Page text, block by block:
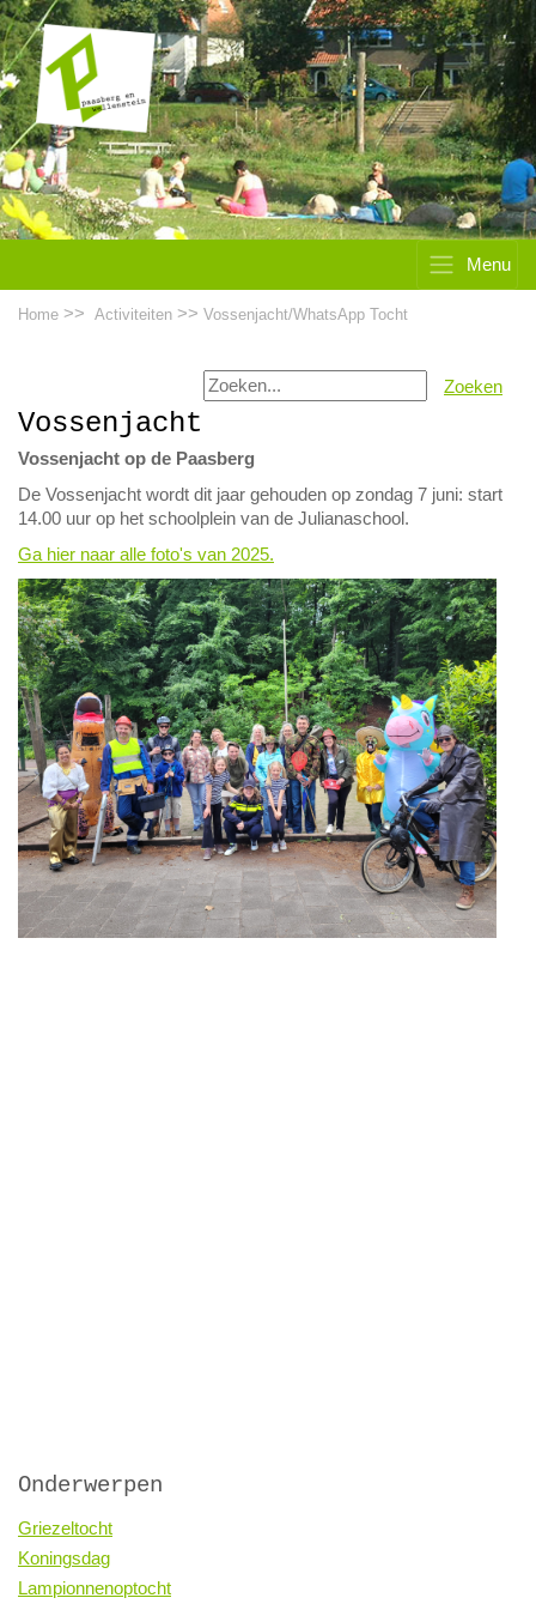
Menu
Home >> Activiteiten >> Vossenjacht/WhatsApp Tocht
Zoeken
Vossenjacht
Vossenjacht op de Paasberg
De Vossenjacht wordt dit jaar gehouden op zondag 7 juni: start
14.00 uur op het schoolplein van de Julianaschool.
Ga hier naar alle foto's van 2025.
Onderwerpen
Griezeltocht
Koningsdag
Lampionnenoptocht